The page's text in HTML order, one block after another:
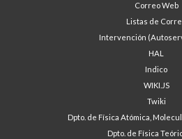
Correo Web
Listas de
Intervención
HAL
Indico
WIKI.JS
Twiki
Dpto. de Física Atómica,
Dpto. de Física